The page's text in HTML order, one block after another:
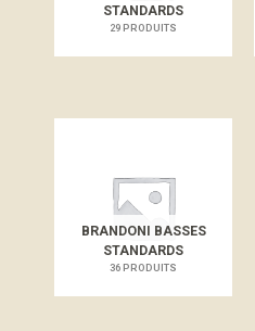
STANDARDS
29 PRODUITS
BRANDONI BASSES
STANDARDS
36 PRODUITS